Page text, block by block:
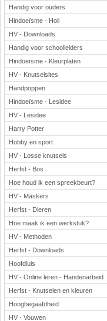
Handig voor ouders
Hindoeïsme - Holi
HV - Downloads
Handig voor schoolleiders
Hindoeïsme - Kleurplaten
HV - Knutselsites
Handpoppen
Hindoeïsme - Lesidee
HV - Lesidee
Harry Potter
Hobby en sport
HV - Losse knutsels
Herfst - Bos
Hoe houd ik een spreekbeurt?
HV - Maskers
Herfst - Dieren
Hoe maak ik een werkstuk?
HV - Methoden
Herfst - Downloads
Hoofdluis
HV - Online leren - Handenarbeid
Herfst - Knutselen en kleuren
Hoogbegaafdheid
HV - Vouwen